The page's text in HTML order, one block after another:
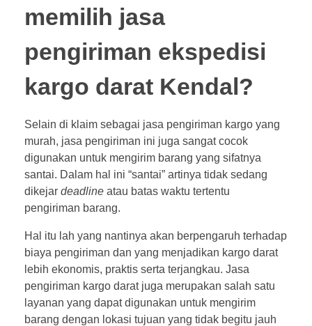
memilih jasa
pengiriman ekspedisi
kargo darat Kendal?
Selain di klaim sebagai jasa pengiriman kargo yang
murah, jasa pengiriman ini juga sangat cocok
digunakan untuk mengirim barang yang sifatnya
santai. Dalam hal ini “santai” artinya tidak sedang
dikejar deadline atau batas waktu tertentu
pengiriman barang.
Hal itu lah yang nantinya akan berpengaruh terhadap
biaya pengiriman dan yang menjadikan kargo darat
lebih ekonomis, praktis serta terjangkau. Jasa
pengiriman kargo darat juga merupakan salah satu
layanan yang dapat digunakan untuk mengirim
barang dengan lokasi tujuan yang tidak begitu jauh